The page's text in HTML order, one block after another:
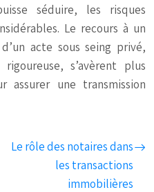
séduire, les risques
Le recours à un
acte sous seing privé,
s’avèrent plus
assurer une transmission
Le rôle des notaires dans
les transactions
immobilières